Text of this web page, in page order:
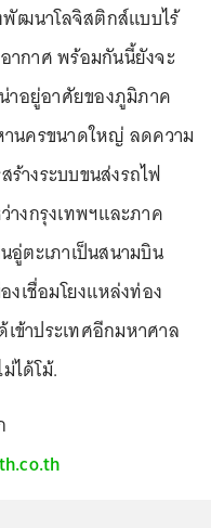
ฒนาโลจิสติกส์แบบไร้
ากาศ พร้อมกันนี้ยังจะ
าอยู่อาศัยของภูมิภาค
านครขนาดใหญ่ ลดความ
างระบบขนส่งรถไฟ
างกรุงเทพฯและภาค
อู่ตะเภาเป็นสนามบิน
เชื่อมโยงแหล่งท่อง
ข้าประเทศอีกมหาศาล
ได้โม้.